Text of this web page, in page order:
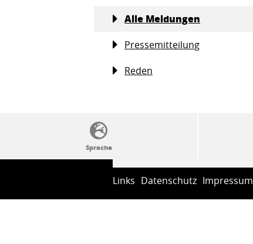
Alle Meldungen
Pressemitteilung
Reden
Links Datenschutz Impressum